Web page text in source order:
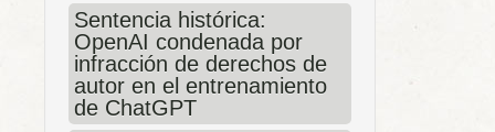
Sentencia histórica:
OpenAI condenada por
infracción de derechos de
autor en el entrenamiento
de ChatGPT